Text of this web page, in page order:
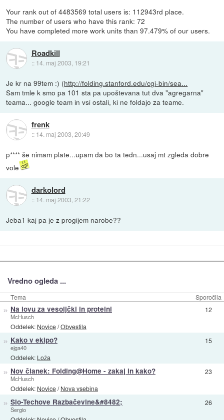
Your rank out of 4483569 total users is: 112943rd place.
The number of users who have this rank: 72
You have completed more work units than 97.479% of our users.
Roadkill
:: 14. maj 2003, 19:21
Je kr na 99tem :) (http://folding.stanford.edu/cgi-bin/sea...
Sam tmle k smo pa 101 sta pa upoštevana tut dva "agregarna"
teama... google team in vsi ostali, ki ne foldajo za teame.
frenk
:: 14. maj 2003, 20:49
p**** še nimam plate...upam da bo ta tedn...usaj mt zgleda dobre
vole
darkolord
:: 14. maj 2003, 21:22
Jeba1 kaj pa je z progijem narobe??
Vredno ogleda ...
Tema Sporočila
» Na lovu za vesoljčki in proteini
McHusch
Oddelek: Novice/Obvestila
12
» Kako v ekipo?
ejga40
Oddelek: Loža
15
» Nov članek: Folding@Home - zakaj in kako?
McHusch
Oddelek: Novice/Nova vsebina
23
» Slo-Techove Razbačevine&#8482;
Sergio
26